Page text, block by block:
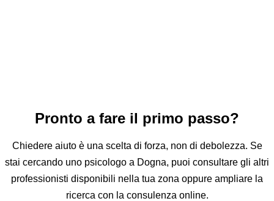
Pronto a fare il primo passo?
Chiedere aiuto è una scelta di forza, non di debolezza. Se
stai cercando uno psicologo a Dogna, puoi consultare gli altri
professionisti disponibili nella tua zona oppure ampliare la
ricerca con la consulenza online.